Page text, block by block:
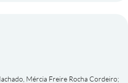
Mércia Freire Rocha Cordeiro;